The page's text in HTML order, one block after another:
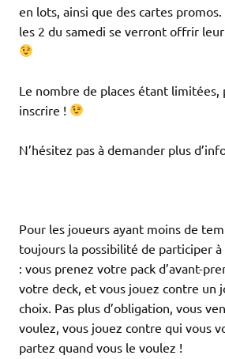
en lots, ainsi que des cartes
les 2 du samedi se verront offrir
Le nombre de places étant limitées,
inscrire !
N’hésitez pas à demander plus
Pour les joueurs ayant moins de
toujours la possibilité de participer
: vous prenez votre pack d’avant-
votre deck, et vous jouez contre un
choix. Pas plus d’obligation, vous
voulez, vous jouez contre qui vous
partez quand vous le voulez !